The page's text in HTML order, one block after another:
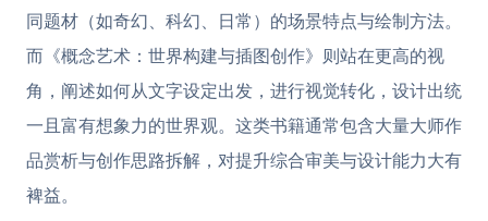
同题材（如奇幻、科幻、日常）的场景特点与绘制方法。
而《概念艺术：世界构建与插图创作》则站在更高的视
角，阐述如何从文字设定出发，进行视觉转化，设计出统
一且富有想象力的世界观。这类书籍通常包含大量大师作
品赏析与创作思路拆解，对提升综合审美与设计能力大有
裨益。